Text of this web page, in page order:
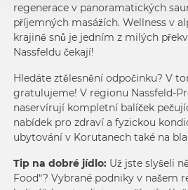
regenerace v panoramatických
příjemných masážích. Wellness v
krajině snů je jedním z milých
Nassfeldu čekají!
Hledáte ztělesnění odpočinku? V
gratulujeme! V regionu Nassfeld-
naservírují kompletní balíček
nabídek pro zdraví a fyzickou
ubytování v Korutanech také na
Tip na dobré jídlo: Už jste slyšeli
Food“? Vybrané podniky v našem